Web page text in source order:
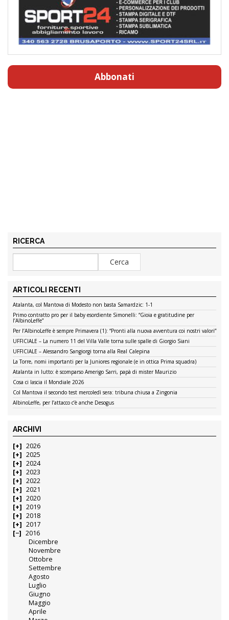
Abbonati
RICERCA
ARTICOLI RECENTI
Atalanta, col Mantova di Modesto non basta Samardzic: 1-1
Primo contratto pro per il baby esordiente Simonelli: “Gioia e gratitudine per
l’AlbinoLeffe”
Per l’AlbinoLeffe è sempre Primavera (1): “Pronti alla nuova avventura coi nostri valori”
UFFICIALE – La numero 11 del Villa Valle torna sulle spalle di Giorgio Siani
UFFICIALE – Alessandro Sangiorgi torna alla Real Calepina
La Torre, nomi importanti per la Juniores regionale (e in ottica Prima squadra)
Atalanta in lutto: è scomparso Amerigo Sarri, papà di mister Maurizio
Cosa ci lascia il Mondiale 2026
Col Mantova il secondo test mercoledì sera: tribuna chiusa a Zingonia
AlbinoLeffe, per l’attacco c’è anche Desogus
ARCHIVI
2026
2025
2024
2023
2022
2021
2020
2019
2018
2017
2016
Dicembre
Novembre
Ottobre
Settembre
Agosto
Luglio
Giugno
Maggio
Aprile